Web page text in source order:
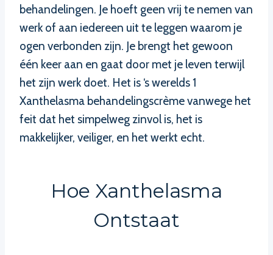
behandelingen. Je hoeft geen vrij te nemen van
werk of aan iedereen uit te leggen waarom je
ogen verbonden zijn. Je brengt het gewoon
één keer aan en gaat door met je leven terwijl
het zijn werk doet. Het is ‘s werelds 1
Xanthelasma behandelingscrème vanwege het
feit dat het simpelweg zinvol is, het is
makkelijker, veiliger, en het werkt echt.
Hoe Xanthelasma
Ontstaat